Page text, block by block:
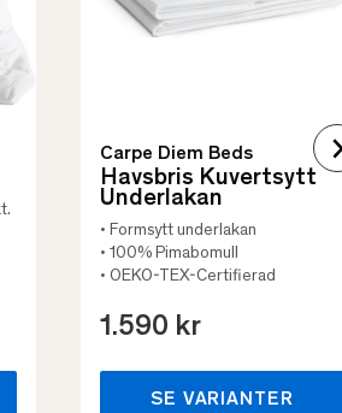
Carpe Diem Beds
Havsbris Kuvertsytt
Underlakan
• Formsytt underlakan
• 100% Pimabomull
• OEKO-TEX-Certifierad
1.590 kr
SE VARIANTER